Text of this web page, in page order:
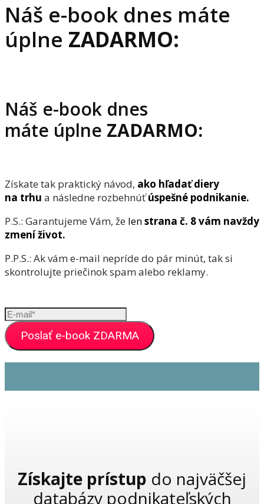
Náš e-book dnes máte
úplne ZADARMO:
Náš e-book dnes
máte úplne ZADARMO:
Získate tak praktický návod, ako hľadať diery
na trhu a následne rozbehnúť úspešné podnikanie.
P.S.: Garantujeme Vám, že lenstrana č. 8 vám navždy
zmení život.
P.P.S.: Ak vám e-mail nepríde do pár minút, tak si
skontrolujte priečinok spam alebo reklamy.
Poslať e-book ZDARMA
Získajte prístup do najväčšej
databázy podnikateľských